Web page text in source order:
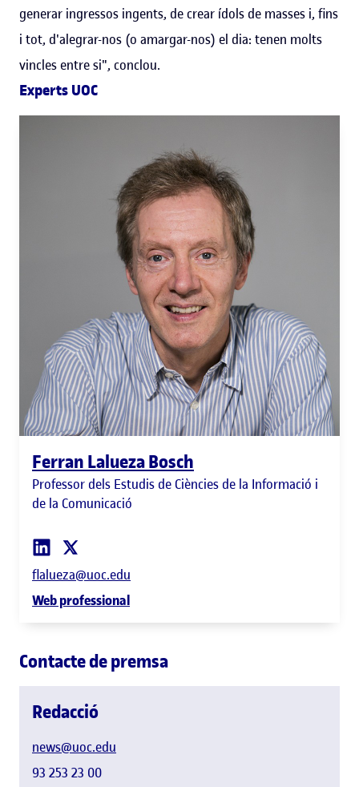
generar ingressos ingents, de crear ídols de masses i, fins
i tot, d'alegrar-nos (o amargar-nos) el dia: tenen molts
vincles entre si", conclou.
Experts UOC
Ferran Lalueza Bosch
Professor dels Estudis de Ciències de la Informació i
de la Comunicació
flalueza@uoc.edu
Web professional
Contacte de premsa
Redacció
news@uoc.edu
93 253 23 00